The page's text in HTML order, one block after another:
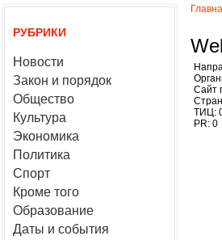
РУБРИКИ
Новости
Закон и порядок
Общество
Культура
Экономика
Политика
Спорт
Кроме того
Образование
Даты и события
Сайт
ТИЦ:
PR: 0